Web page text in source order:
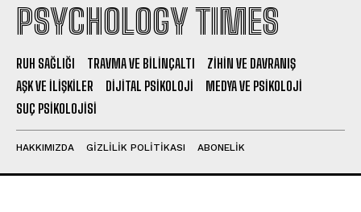
PSYCHOLOGY TIMES
RUH SAĞLIĞI TRAVMA VE BILINÇALTI
ZIHIN VE DAVRANIŞ
AŞK VE İLIŞKILER
DIJITAL PSIKOLOJI
MEDYA VE PSIKOLOJI
SUÇ PSIKOLOJISI
HAKKIMIZDA GIZLILIK POLITIKASI ABONELIK